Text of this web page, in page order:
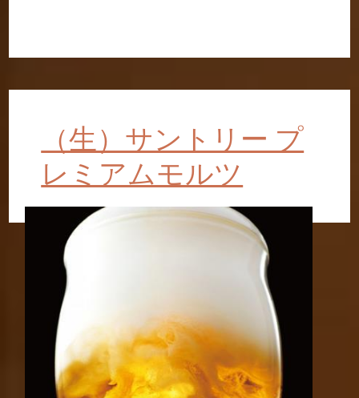
（生）サントリー プ
レミアムモルツ